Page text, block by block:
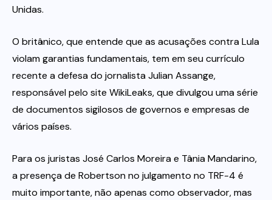
Unidas.
O britânico, que entende que as acusações contra Lula
violam garantias fundamentais, tem em seu currículo
recente a defesa do jornalista Julian Assange,
responsável pelo site WikiLeaks, que divulgou uma série
de documentos sigilosos de governos e empresas de
vários países.
Para os juristas José Carlos Moreira e Tânia Mandarino,
a presença de Robertson no julgamento no TRF-4 é
muito importante, não apenas como observador, mas